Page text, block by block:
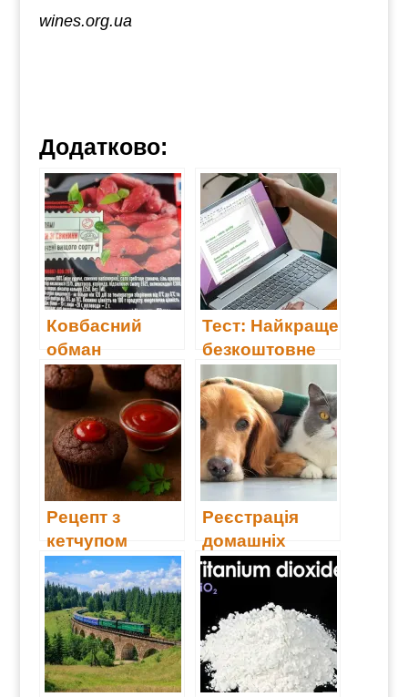
wines.org.ua
Додатково:
Ковбасний
обман
Тест: Найкраще
безкоштовне
програмне
забезпечення,
яке є повністю
безпечним
(Which?: ми
перевірили)
Рецепт з
кетчупом
Реєстрація
домашніх
тварин у Києві